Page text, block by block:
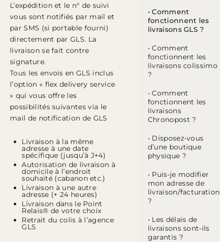
L’expédition et le n° de suivi
vous sont notifiés par mail et
par SMS (si portable fourni)
directement par GLS. La
livraison se fait contre
signature.
Tous les envois en GLS inclus
l’option « flex delivery service
» qui vous offre les
possibilités suivantes via le
mail de notification de GLS
Livraison à la même
adresse à une date
spécifique (jusqu’à J+4)
Autorisation de livraison à
domicile à l’endroit
souhaité (cabanon etc.)
Livraison à une autre
adresse (+ 24 heures)
Livraison dans le Point
Relais® de votre choix
Retrait du colis à l’agence
GLS
• Comment
fonctionnent les
livraisons GLS ?
• Comment
fonctionnent les
livraisons colissimo
?
• Comment
fonctionnent les
livraisons
Chronopost ?
• Disposez-vous
d’une boutique
physique ?
• Puis-je modifier
mon adresse de
livraison/facturation
?
• Les délais de
livraisons sont-ils
garantis ?